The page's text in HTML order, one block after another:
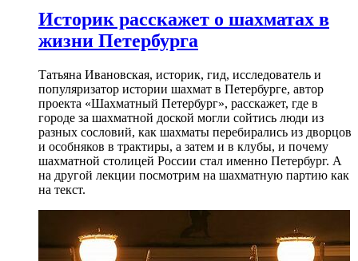
Историк расскажет о шахматах в
жизни Петербурга
Татьяна Ивановская, историк, гид, исследователь и
популяризатор истории шахмат в Петербурге, автор
проекта «Шахматный Петербург», расскажет, где в
городе за шахматной доской могли сойтись люди из
разных сословий, как шахматы перебирались из дворцов
и особняков в трактиры, а затем и в клубы, и почему
шахматной столицей России стал именно Петербург. А
на другой лекции посмотрим на шахматную партию как
на текст.